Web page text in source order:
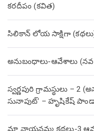
కరదీపం (కవిత)
సిలికాన్ లోయ సాక్షిగా
అనుబంధాలు-ఆవేశాలు
స్వర్ణపురి గ్రామస్థులు –
సునాపుట్’ – హృషికేష్
మా నాయనమ్మ కథలు-3